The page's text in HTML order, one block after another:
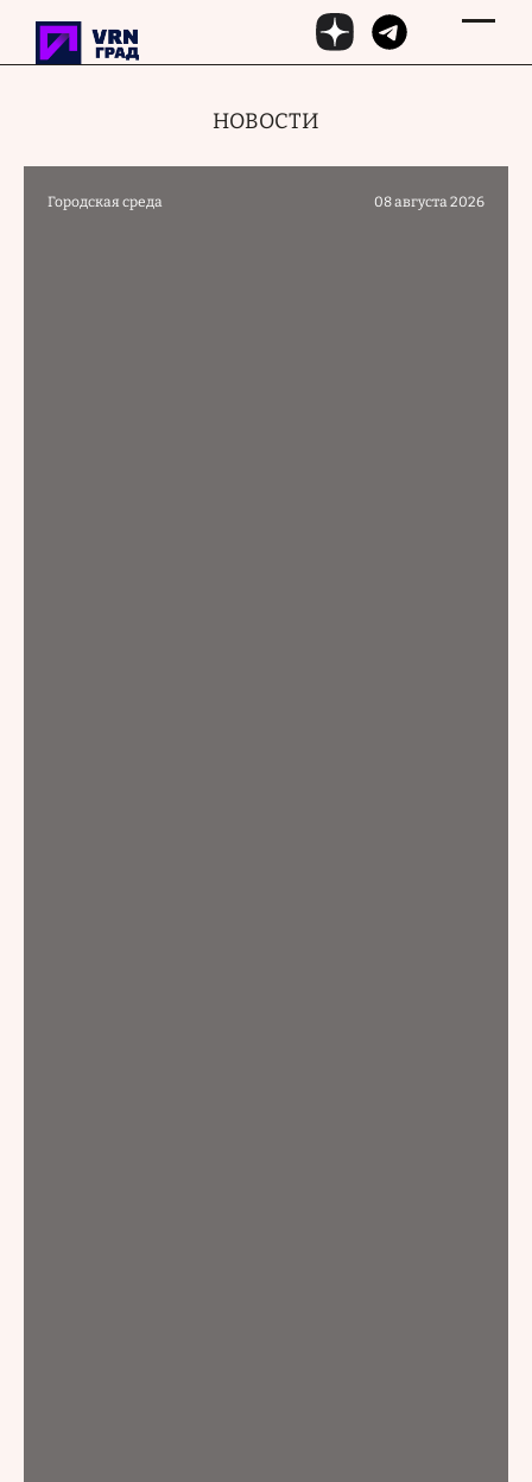
Перейти к основному содержанию
НОВОСТИ
Городская среда 08 августа 2026